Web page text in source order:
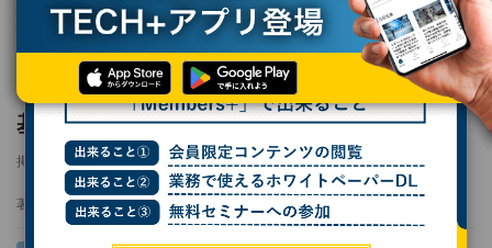
TECH+ テクノロジー
半導体
インフィニオン、NVIDIAのAIデータセンター基盤に参画 800V電源で電力効率
インフィニオン、NVIDIAのAIデータセンター
基盤に参画 800V電源で電力効率向上へ
掲載日 2026/05/29 21:17
著者： 小林行雄